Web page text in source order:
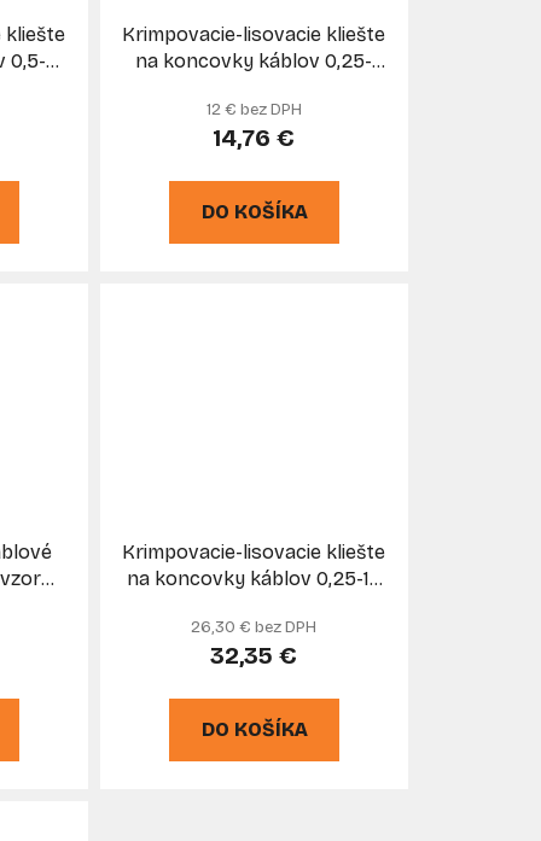
kliešte
0,5-
Krimpovacie-lisovacie kliešte
na koncovky káblov 0,25-
12 € bez DPH
14,76 €
DO KOŠÍKA
Krimpovacie-lisovacie kliešte
na koncovky káblov 0,25-10
26,30 € bez DPH
32,35 €
DO KOŠÍKA